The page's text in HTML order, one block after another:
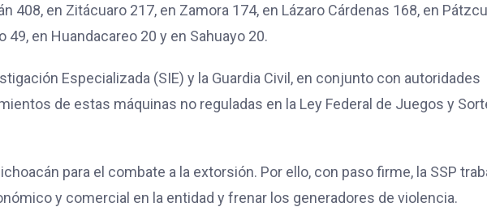
408, en Zitácuaro 217, en Zamora 174, en Lázaro Cárdenas 168, en
49, en Huandacareo 20 y en Sahuayo 20.
Especializada (SIE) y la Guardia Civil, en conjunto con autoridades
de estas máquinas no reguladas en la Ley Federal de Juegos y
para el combate a la extorsión. Por ello, con paso firme, la SSP
y comercial en la entidad y frenar los generadores de violencia.